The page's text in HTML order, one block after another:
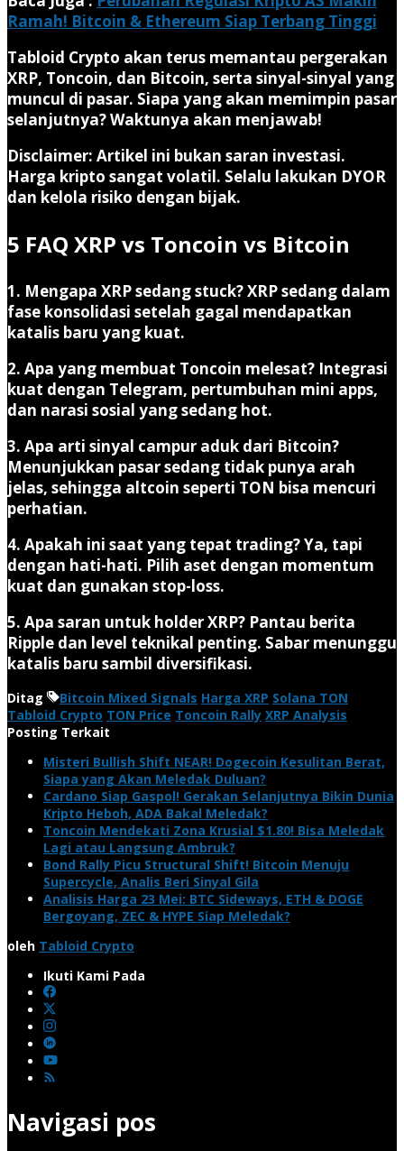
Ramah! Bitcoin & Ethereum Siap Terbang Tinggi
Tabloid Crypto akan terus memantau pergerakan
XRP, Toncoin, dan Bitcoin, serta sinyal-sinyal yang
muncul di pasar. Siapa yang akan memimpin pasar
selanjutnya? Waktunya akan menjawab!
Disclaimer: Artikel ini bukan saran investasi.
Harga kripto sangat volatil. Selalu lakukan DYOR
dan kelola risiko dengan bijak.
5 FAQ XRP vs Toncoin vs Bitcoin
1. Mengapa XRP sedang stuck?XRP sedang dalam
fase konsolidasi setelah gagal mendapatkan
katalis baru yang kuat.
2. Apa yang membuat Toncoin melesat? Integrasi
kuat dengan Telegram, pertumbuhan mini apps,
dan narasi sosial yang sedang hot.
3. Apa arti sinyal campur aduk dari Bitcoin?
Menunjukkan pasar sedang tidak punya arah
jelas, sehingga altcoin seperti TON bisa mencuri
perhatian.
4. Apakah ini saat yang tepat trading?Ya, tapi
dengan hati-hati. Pilih aset dengan momentum
kuat dan gunakan stop-loss.
5. Apa saran untuk holder XRP? Pantau berita
Ripple dan level teknikal penting. Sabar menunggu
katalis baru sambil diversifikasi.
Ditag Bitcoin Mixed Signals Harga XRP Solana TON
Tabloid Crypto TON Price Toncoin Rally XRP Analysis
Posting Terkait
Misteri Bullish Shift NEAR! Dogecoin Kesulitan Berat,
Siapa yang Akan Meledak Duluan?
Cardano Siap Gaspol! Gerakan Selanjutnya Bikin Dunia
Kripto Heboh, ADA Bakal Meledak?
Toncoin Mendekati Zona Krusial $1.80! Bisa Meledak
Lagi atau Langsung Ambruk?
Bond Rally Picu Structural Shift! Bitcoin Menuju
Supercycle, Analis Beri Sinyal Gila
Analisis Harga 23 Mei: BTC Sideways, ETH & DOGE
Bergoyang, ZEC & HYPE Siap Meledak?
oleh Tabloid Crypto
Ikuti Kami Pada
Navigasi pos